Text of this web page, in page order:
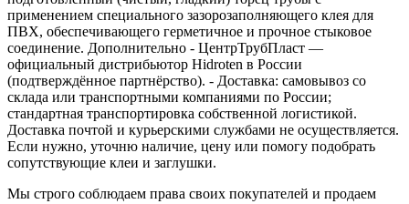
применением специального зазорозаполняющего клея для
ПВХ, обеспечивающего герметичное и прочное стыковое
соединение. Дополнительно - ЦентрТрубПласт —
официальный дистрибьютор Hidroten в России
(подтверждённое партнёрство). - Доставка: самовывоз со
склада или транспортными компаниями по России;
стандартная транспортировка собственной логистикой.
Доставка почтой и курьерскими службами не осуществляется.
Если нужно, уточню наличие, цену или помогу подобрать
сопутствующие клеи и заглушки.
Мы строго соблюдаем права своих покупателей и продаем